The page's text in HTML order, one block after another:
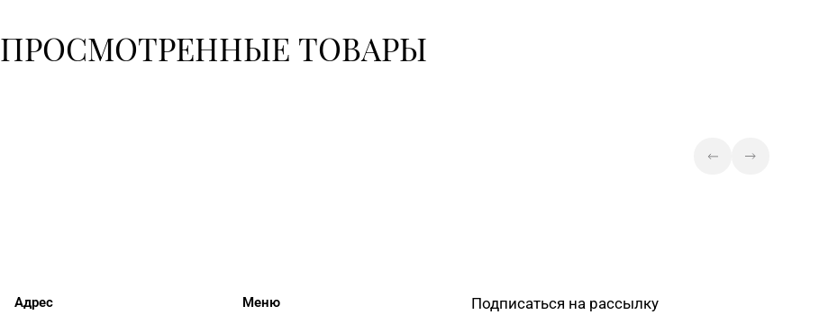
8 (0232) 30-04-05, 30-04-01
ПРОСМОТРЕННЫЕ ТОВАРЫ
Адрес Меню Подписаться на рассылку